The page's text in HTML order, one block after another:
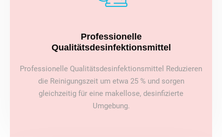
Professionelle
Qualitätsdesinfektionsmittel
Professionelle Qualitätsdesinfektionsmittel Reduzieren
die Reinigungszeit um etwa 25 % und sorgen
gleichzeitig für eine makellose, desinfizierte
Umgebung.